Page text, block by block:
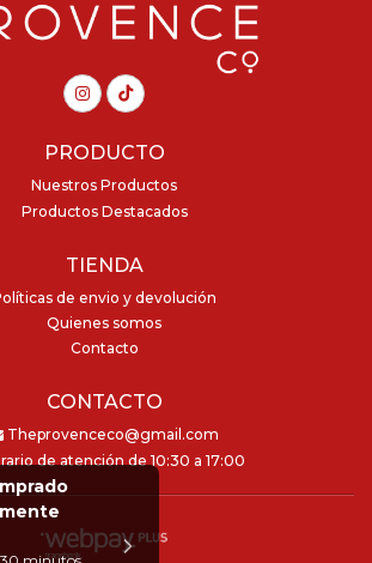
PRODUCTO
Nuestros Productos
Productos Destacados
TIENDA
de envio y devolución
Quienes somos
Contacto
CONTACTO
Theprovenceco@gmail.com
de atención de 10:30 a 17:00